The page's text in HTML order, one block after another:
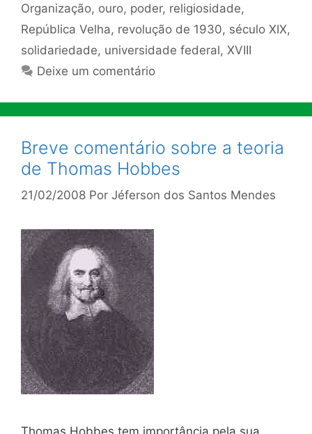
Organização, ouro, poder, religiosidade,
República Velha, revolução de 1930, século XIX,
solidariedade, universidade federal, XVIII
Deixe um comentário
Breve comentário sobre a teoria
de Thomas Hobbes
21/02/2008 Por Jéferson dos Santos Mendes